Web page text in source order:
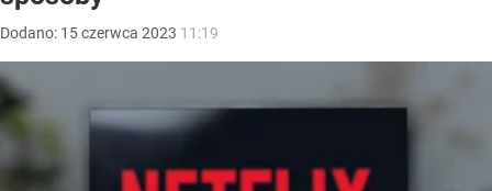
Dodano: 15czerwca 2023 11:19